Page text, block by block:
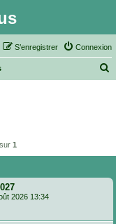
Connexion
S’enregistrer
r
sur 1
2026 13:34